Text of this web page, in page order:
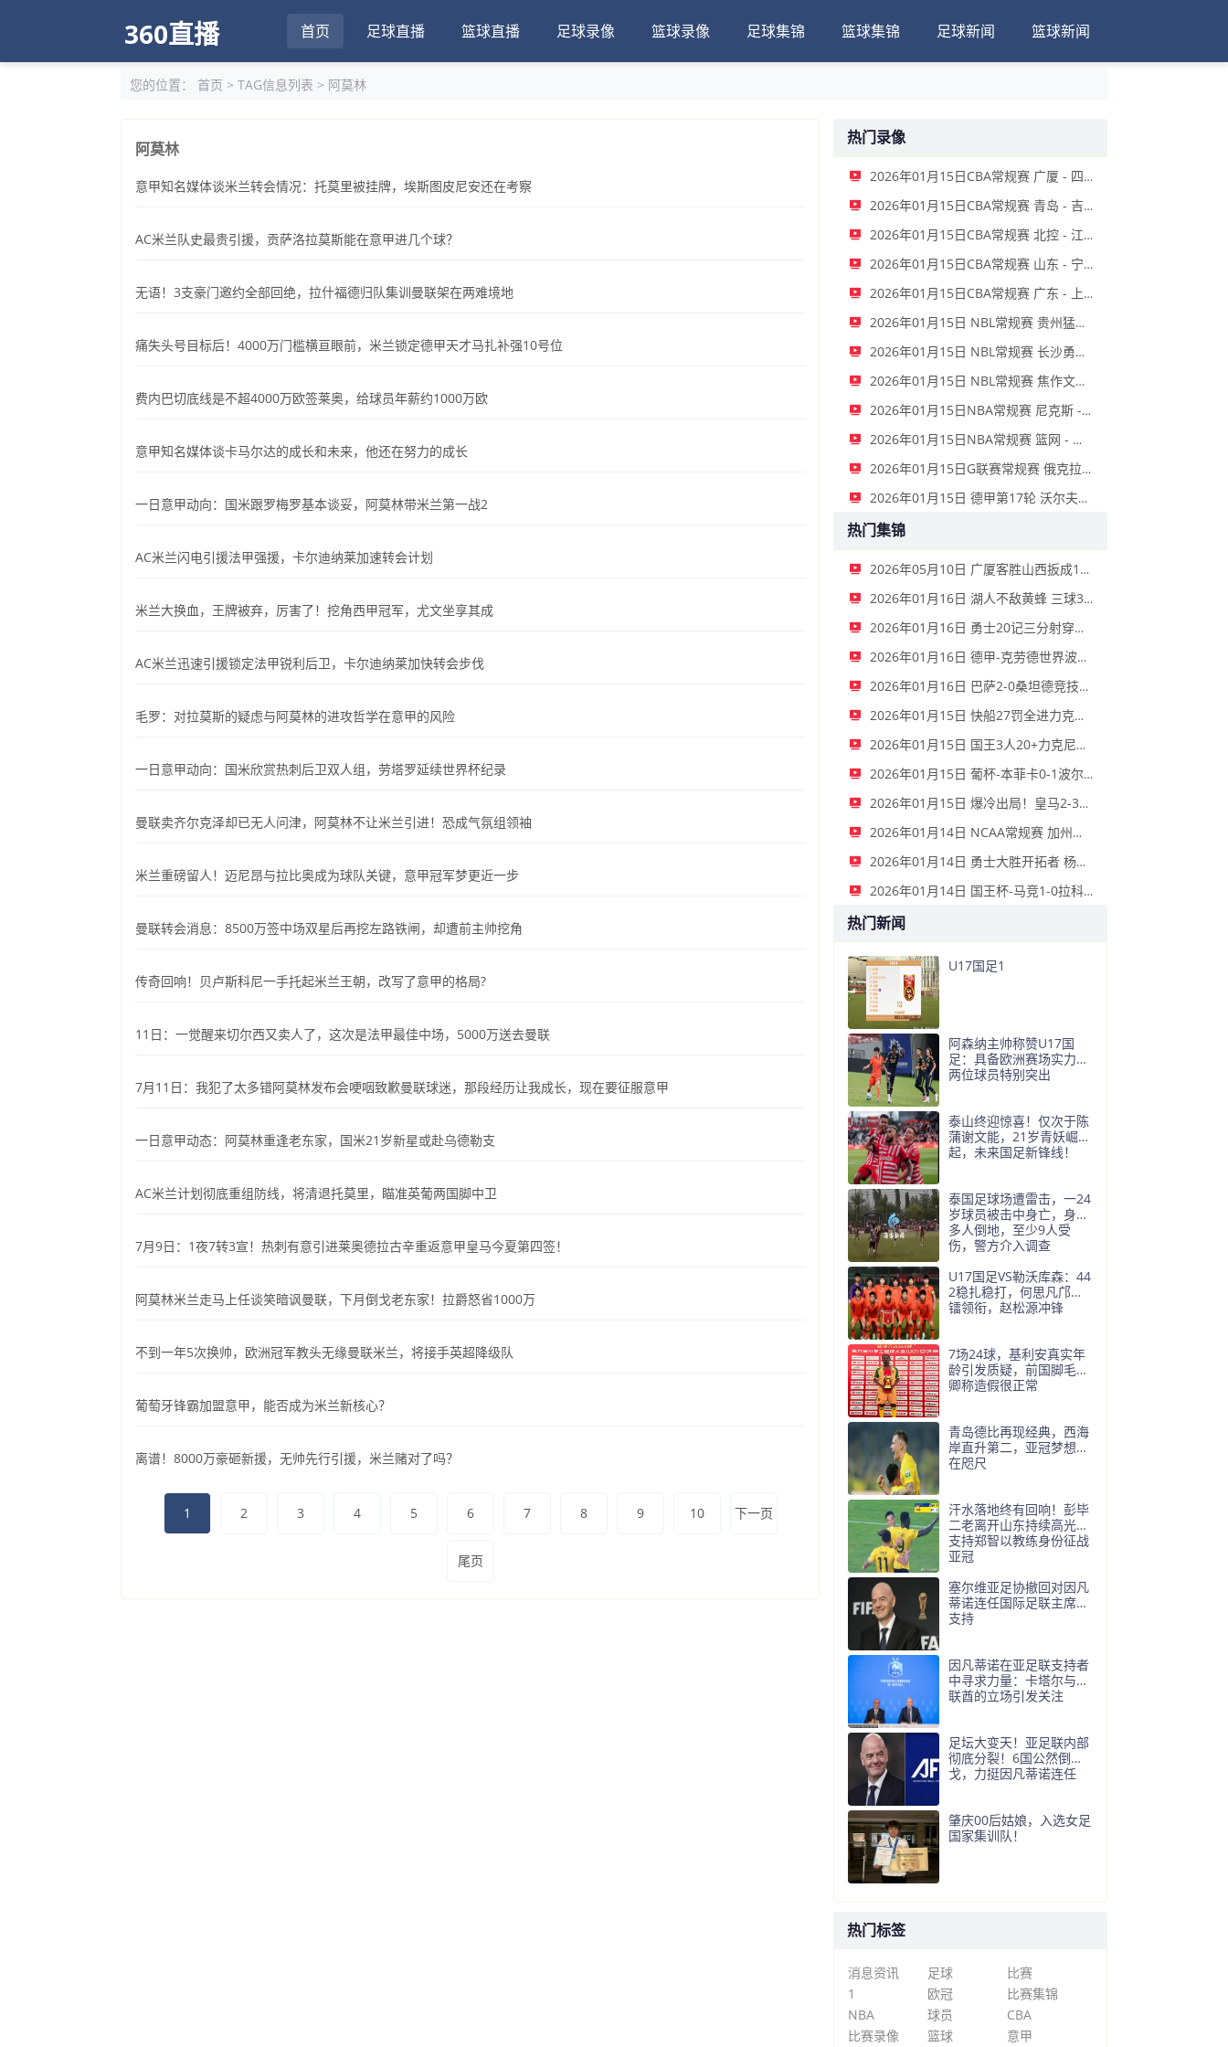
360直播 首页 足球直播 篮球直播 足球录像 篮球录像 足球集锦 篮球集锦 足球新闻 篮球新闻
您的位置： 首页 > TAG信息列表 > 阿莫林
阿莫林
意甲知名媒体谈米兰转会情况：托莫里被挂牌，埃斯图皮尼安还在考察
AC米兰队史最贵引援，贡萨洛拉莫斯能在意甲进几个球？
无语！3支豪门邀约全部回绝，拉什福德归队集训曼联架在两难境地
痛失头号目标后！4000万门槛横亘眼前，米兰锁定德甲天才马扎补强10号位
费内巴切底线是不超4000万欧签莱奥，给球员年薪约1000万欧
意甲知名媒体谈卡马尔达的成长和未来，他还在努力的成长
一日意甲动向：国米跟罗梅罗基本谈妥，阿莫林带米兰第一战2
AC米兰闪电引援法甲强援，卡尔迪纳莱加速转会计划
米兰大换血，王牌被弃，厉害了！挖角西甲冠军，尤文坐享其成
AC米兰迅速引援锁定法甲锐利后卫，卡尔迪纳莱加快转会步伐
毛罗：对拉莫斯的疑虑与阿莫林的进攻哲学在意甲的风险
一日意甲动向：国米欣赏热刺后卫双人组，劳塔罗延续世界杯纪录
曼联卖齐尔克泽却已无人问津，阿莫林不让米兰引进！恐成气氛组领袖
米兰重磅留人！迈尼昂与拉比奥成为球队关键，意甲冠军梦更近一步
曼联转会消息：8500万签中场双星后再挖左路铁闸，却遭前主帅挖角
传奇回响！贝卢斯科尼一手托起米兰王朝，改写了意甲的格局?
11日：一觉醒来切尔西又卖人了，这次是法甲最佳中场，5000万送去曼联
7月11日：我犯了太多错阿莫林发布会哽咽致歉曼联球迷，那段经历让我成长，现在要征服意甲
一日意甲动态：阿莫林重逢老东家，国米21岁新星或赴乌德勒支
AC米兰计划彻底重组防线，将清退托莫里，瞄准英葡两国脚中卫
7月9日：1夜7转3宣！热刺有意引进莱奥德拉古辛重返意甲皇马今夏第四签！
阿莫林米兰走马上任谈笑暗讽曼联，下月倒戈老东家！拉爵怒省1000万
不到一年5次换帅，欧洲冠军教头无缘曼联米兰，将接手英超降级队
葡萄牙锋霸加盟意甲，能否成为米兰新核心？
离谱！8000万豪砸新援，无帅先行引援，米兰赌对了吗？
1 2 3 4 5 6 7 8 9 10 下一页
尾页
热门录像
2026年01月15日CBA常规赛 广厦 - 四川 全场录像
2026年01月15日CBA常规赛 青岛 - 吉林 全场录像
2026年01月15日CBA常规赛 北控 - 江苏 全场录像
2026年01月15日CBA常规赛 山东 - 宁波 全场录像
2026年01月15日CBA常规赛 广东 - 上海 全场录像
2026年01月15日 NBL常规赛 贵州猛龙 VS 合肥狂风 全场录像
2026年01月15日 NBL常规赛 长沙勇胜 VS 安徽皖江龙 全场录像
2026年01月15日 NBL常规赛 焦作文旅 VS 香港金牛 全场录像
2026年01月15日NBA常规赛 尼克斯 - 国王 全场录像
2026年01月15日NBA常规赛 篮网 - 鹈鹕 全场录像
2026年01月15日G联赛常规赛 俄克拉荷马城蓝 - 撕裂之城混音 全场录像
2026年01月15日 德甲第17轮 沃尔夫斯堡vs圣保利 全场录像
热门集锦
2026年05月10日 广厦客胜山西扳成1-1 胡金秋17+11 迪亚洛关键上篮不中
2026年01月16日 湖人不敌黄蜂 三球30+11&9记三分 东契奇39分 詹姆斯29+9+6
2026年01月16日 勇士20记三分射穿尼克斯！库里27+7 巴特勒32+8 穆迪三分9中7
2026年01月16日 德甲-克劳德世界波柳比西奇绝平 十人柏林联合1-1奥格斯堡
2026年01月16日 巴萨2-0桑坦德竞技晋级国王杯八强 费兰单刀球破门亚马尔建功
2026年01月15日 快船27罚全进力克奇才迎来4连胜 哈登22+5+8 伦纳德33分4断
2026年01月15日 国王3人20+力克尼克斯 德罗赞里程碑 威少11助 布伦森伤退
2026年01月15日 葡杯-本菲卡0-1波尔图止步八强 贝德纳雷克制胜帕夫利季斯失良机
2026年01月15日 爆冷出局！皇马2-3遭西乙队阿尔瓦塞特补时绝杀 无缘国王杯8强
2026年01月14日 NCAA常规赛 加州圣玛丽大学 82 - 68 旧金山大学 全场集锦
2026年01月14日 勇士大胜开拓者 杨瀚森3分2板 巴特勒16+6+5 库里9中2送11助
2026年01月14日 国王杯-马竞1-0拉科鲁尼亚 格列兹曼十分角任意球破门+远射中横梁
热门新闻
U17国足1
阿森纳主帅称赞U17国
足：具备欧洲赛场实力，
两位球员特别突出
泰山终迎惊喜！仅次于陈
蒲谢文能，21岁青妖崛
起，未来国足新锋线！
泰国足球场遭雷击，一24
岁球员被击中身亡，身边
多人倒地，至少9人受
伤，警方介入调查
U17国足VS勒沃库森：44
2稳扎稳打，何思凡邝兆
镭领衔，赵松源冲锋
7场24球，基利安真实年
龄引发质疑，前国脚毛剑
卿称造假很正常
青岛德比再现经典，西海
岸直升第二，亚冠梦想近
在咫尺
汗水落地终有回响！彭毕
二老离开山东持续高光，
支持郑智以教练身份征战
亚冠
塞尔维亚足协撤回对因凡
蒂诺连任国际足联主席的
支持
因凡蒂诺在亚足联支持者
中寻求力量：卡塔尔与阿
联酋的立场引发关注
足坛大变天！亚足联内部
彻底分裂！6国公然倒
戈，力挺因凡蒂诺连任
肇庆00后姑娘，入选女足
国家集训队！
热门标签
消息资讯 足球
比赛
1
欧冠
比赛集锦
NBA
球员
CBA
比赛录像
篮球 意甲